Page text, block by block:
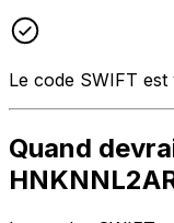
Le code SWIFT
Quand